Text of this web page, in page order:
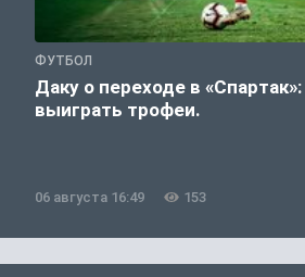
ФУТБОЛ
Даку о переходе в
выиграть трофеи.
06 августа 16:49 153